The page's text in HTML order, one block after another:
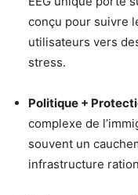
conçu pour suivre
utilisateurs vers
stress.
Politique +
complexe de
souvent un
infrastructure